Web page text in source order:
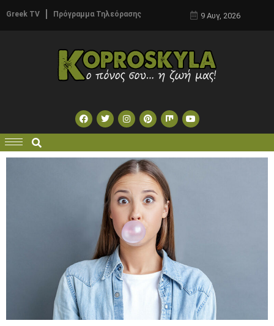
Greek TV Πρόγραμμα Τηλεόρασης 9 Αυγ, 2026